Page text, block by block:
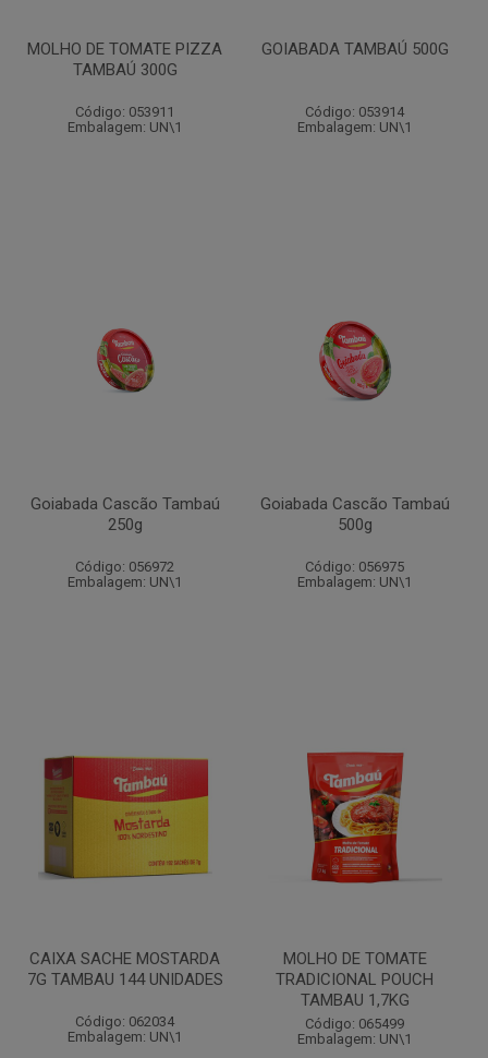
MOLHO DE TOMATE PIZZA
TAMBAÚ 300G
Código: 053911
Embalagem: UN\1
GOIABADA TAMBAÚ 500G
Código: 053914
Embalagem: UN\1
Goiabada Cascão Tambaú
250g
Código: 056972
Embalagem: UN\1
Goiabada Cascão Tambaú
500g
Código: 056975
Embalagem: UN\1
CAIXA SACHE MOSTARDA
7G TAMBAU 144 UNIDADES
Código: 062034
Embalagem: UN\1
MOLHO DE TOMATE
TRADICIONAL POUCH
TAMBAU 1,7KG
Código: 065499
Embalagem: UN\1